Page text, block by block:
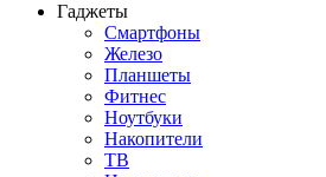
Гаджеты
Смартфоны
Железо
Планшеты
Фитнес
Ноутбуки
Накопители
ТВ